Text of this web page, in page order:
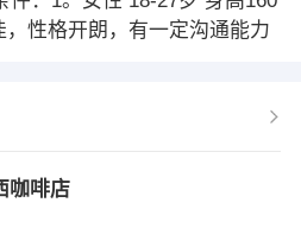
性格开朗，有一定沟通能力
咖啡店